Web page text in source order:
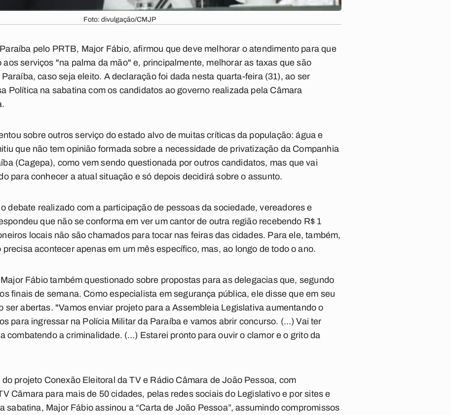
Foto: divulgação/CMJP
pelo PRTB, Major Fábio, afirmou que deve melhorar o atendimento para que
serviços "na palma da mão" e, principalmente, melhorar as taxas que são
caso seja eleito. A declaração foi dada nesta quarta-feira (31), ao ser
Política na sabatina com os candidatos ao governo realizada pela Câmara
sobre outros serviço do estado alvo de muitas críticas da população: água e
que não tem opinião formada sobre a necessidade de privatização da Companhia
(Cagepa), como vem sendo questionada por outros candidatos, mas que vai
para conhecer a atual situação e só depois decidirá sobre o assunto.
debate realizado com a participação de pessoas da sociedade, vereadores e
que não se conforma em ver um cantor de outra região recebendo R$ 1
locais não são chamados para tocar nas feiras das cidades. Para ele, também,
acontecer apenas em um mês específico, mas, ao longo de todo o ano.
Fábio também questionado sobre propostas para as delegacias que, segundo
finais de semana. Como especialista em segurança pública, ele disse que em seu
ser abertas. "Vamos enviar projeto para a Assembleia Legislativa aumentando o
para ingressar na Polícia Militar da Paraíba e vamos abrir concurso. (…) Vai ter
combatendo a criminalidade. (…) Estarei pronto para ouvir o clamor e o grito da
projeto Conexão Eleitoral da TV e Rádio Câmara de João Pessoa, com
Câmara para mais de 50 cidades, pelas redes sociais do Legislativo e por sites e
sabatina, Major Fábio assinou a “Carta de João Pessoa”, assumindo compromissos